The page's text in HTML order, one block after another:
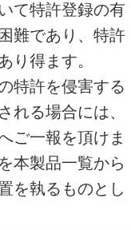
て特許登録の有
難であり、特許
り得ます。
特許を侵害する
れる場合には、
ご一報を頂けま
本製品一覧から
を執るものとし